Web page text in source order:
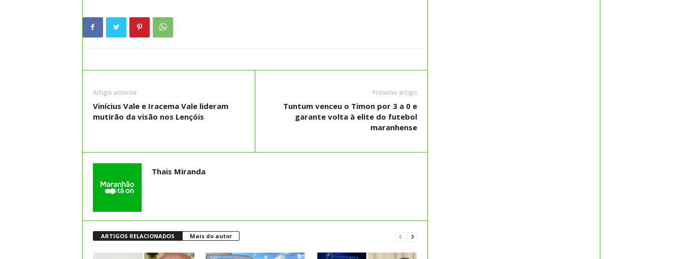
Artigo anterior
Vinícius Vale e Iracema Vale lideram
mutirão da visão nos Lençóis
Próximo artigo
Tuntum venceu o Timon por 3 a 0 e
garante volta à elite do futebol
maranhense
Thais Miranda
ARTIGOS RELACIONADOS Mais do autor